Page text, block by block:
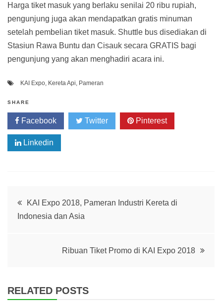
Harga tiket masuk yang berlaku senilai 20 ribu rupiah,
pengunjung juga akan mendapatkan gratis minuman
setelah pembelian tiket masuk. Shuttle bus disediakan di
Stasiun Rawa Buntu dan Cisauk secara GRATIS bagi
pengunjung yang akan menghadiri acara ini.
KAI Expo, Kereta Api, Pameran
SHARE
Facebook Twitter Pinterest
Linkedin
PostKAI Expo 2018, Pameran Industri Kereta di
Indonesia dan Asia
Ribuan Tiket Promo di KAI Expo 2018
RELATED POSTS